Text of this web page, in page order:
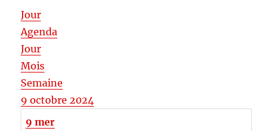
Jour
Agenda
Jour
Mois
Semaine
9 octobre 2024
9 mer